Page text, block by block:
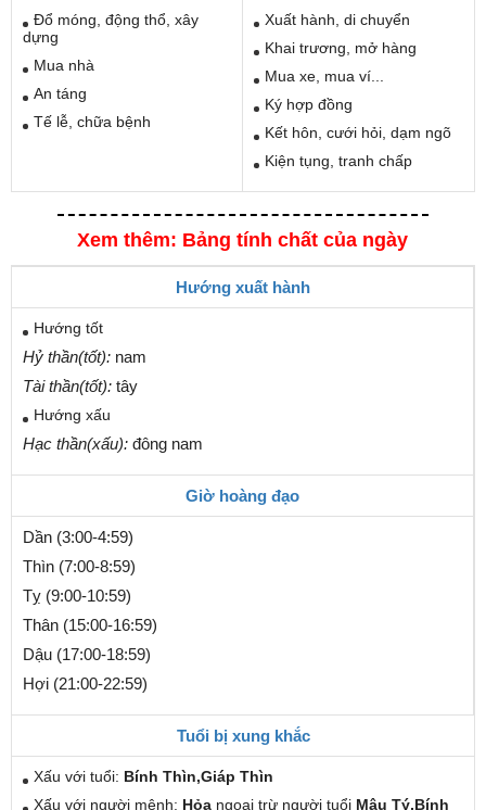
Đổ móng, động thổ, xây
dựng
Mua nhà
An táng
Tế lễ, chữa bệnh
Xuất hành, di chuyển
Khai trương, mở hàng
Mua xe, mua ví...
Ký hợp đồng
Kết hôn, cưới hỏi, dạm ngõ
Kiện tụng, tranh chấp
Xem thêm: Bảng tính chất của ngày
Hướng xuất hành
Hướng tốt
Hỷ thần(tốt): nam
Tài thần(tốt): tây
Hướng xấu
Hạc thần(xấu): đông nam
Giờ hoàng đạo
Dần (3:00-4:59)
Thìn (7:00-8:59)
Tỵ (9:00-10:59)
Thân (15:00-16:59)
Dậu (17:00-18:59)
Hợi (21:00-22:59)
Tuổi bị xung khắc
Xấu với tuổi: Bính Thìn,Giáp Thìn
Xấu với người mệnh: Hỏa ngoại trừ người tuổi Mậu Tý,Bính